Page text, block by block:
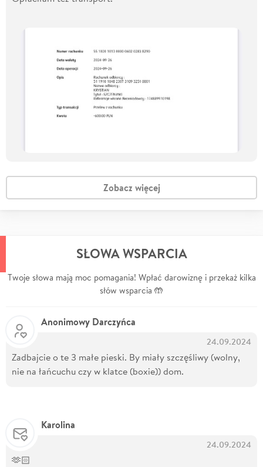
Zobacz więcej
SŁOWA WSPARCIA
Twoje słowa mają moc pomagania! Wpłać darowiznę i przekaż kilka
słów wsparcia 🤲
Anonimowy Darczyńca
24.09.2024
Zadbajcie o te 3 małe pieski. By miały szczęśliwy (wolny,
nie na łańcuchu czy w klatce (boxie)) dom.
Karolina
24.09.2024
🫶🏻